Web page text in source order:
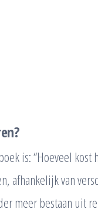
is: “Hoeveel kost
afhankelijk van
meer bestaan uit